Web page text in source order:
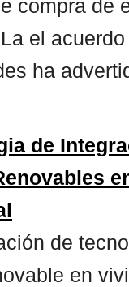
compra de
el
ha
de
de
en